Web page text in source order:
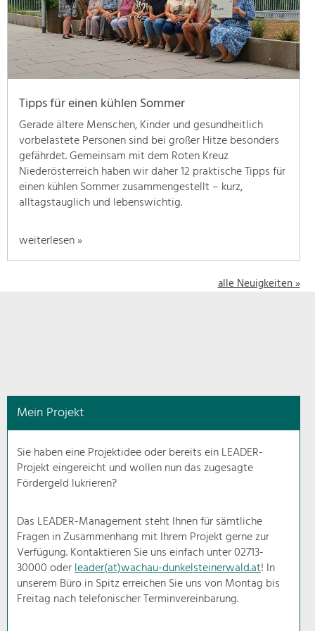
geben
wir
hier
eine
Übersicht
unsere
Themenschwerpunkte.
Für
mehr
Informationen
einfach
das
schon
Natur- &
Landschaftsschutz
Pflege, Regulierung und
Weiterentwicklung.
Ortsbild, Baukultur und nachhaltiges
Siedlungswesen.
Land- & Forstwirtschaft
Bewirtschaftung und Pflege der
Kulturlandschaft.
Tipps für einen kühlen Sommer
Gerade ältere Menschen, Kinder und gesundheitlich
vorbelastete Personen sind bei großer Hitze besonders
gefährdet. Gemeinsam mit dem Roten Kreuz
Niederösterreich haben wir daher 12 praktische Tipps für
einen kühlen Sommer zusammengestellt – kurz,
alltagstauglich und lebenswichtig.
weiterlesen »
alle Neuigkeiten »
Mein Projekt
Sie haben eine Projektidee oder bereits ein LEADER-
Projekt eingereicht und wollen nun das zugesagte
Fördergeld lukrieren?
Das LEADER-Management steht Ihnen für sämtliche
Fragen in Zusammenhang mit Ihrem Projekt gerne zur
Verfügung. Kontaktieren Sie uns einfach unter 02713-
30000 oderleader(at)wachau-dunkelsteinerwald.at! In
unserem Büro in Spitz erreichen Sie uns von Montag bis
Freitag nach telefonischer Terminvereinbarung.